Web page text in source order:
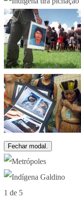
Fechar modal.
1 de 5